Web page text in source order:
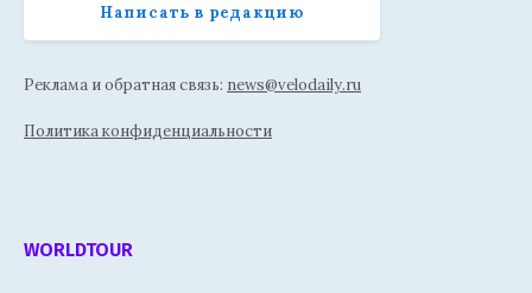
Написать в редакцию
Реклама и обратная связь: news@velodaily.ru
Политика конфиденциальности
WORLDTOUR